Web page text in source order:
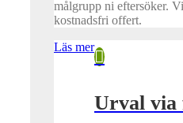
målgrupp ni eftersöker.
kostnadsfri offert.
Läs mer
Urval